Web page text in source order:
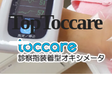
TopToccare